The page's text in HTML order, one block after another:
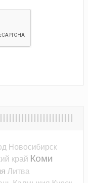
Новосибирск
край Коми
Литва